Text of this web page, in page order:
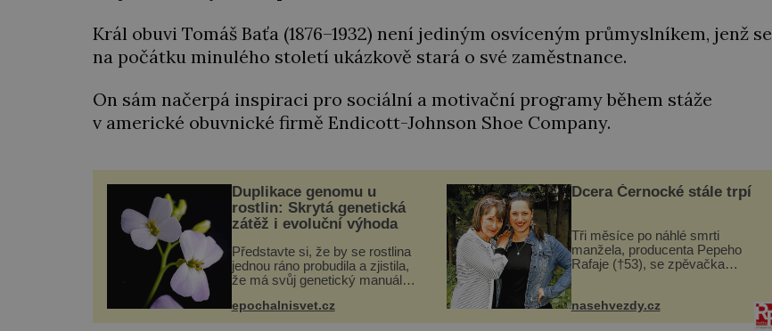
Král obuvi Tomáš Baťa (1876–1932) není jediným osvíceným průmyslníkem, jenž se
na počátku minulého století ukázkově stará o své zaměstnance.
On sám načerpá inspiraci pro sociální a motivační programy během stáže
v americké obuvnické firmě Endicott-Johnson Shoe Company.
Duplikace genomu u
rostlin: Skrytá genetická
zátěž i evoluční výhoda
Představte si, že by se rostlina
jednou ráno probudila a zjistila,
že má svůj genetický manuál
občas v přírodě stane – a podle
nového výzkumu to může být
epochalnisvet.cz
Dcera Černocké stále trpí
Tři měsíce po náhlé smrti
manžela, producenta Pepeho
Rafaje (†53), se zpěvačka
Barbora Vaculíková (45), dcera
ozvala veřejnosti. Na sociální
síti sdílela, že se snaží fung...
nasehvezdy.cz